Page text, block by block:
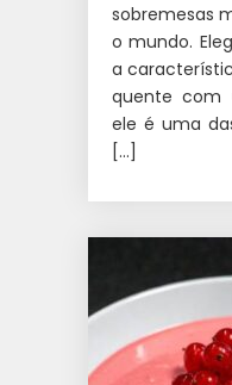
sobremesas
o mundo.
a
quente com
ele é uma
[…]